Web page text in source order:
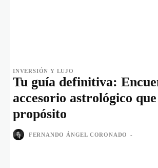
INVERSIÓN Y LUJO
Tu guía definitiva:
accesorio astrológico
propósito
FERNANDO ÁNGEL CORONADO -